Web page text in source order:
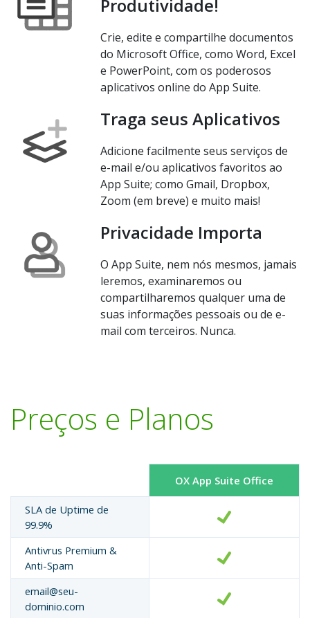
Produtividade!
Crie, edite e compartilhe documentos
do Microsoft Office, como Word, Excel
e PowerPoint, com os poderosos
aplicativos online do App Suite.
Traga seus Aplicativos
Adicione facilmente seus serviços de
e-mail e/ou aplicativos favoritos ao
App Suite; como Gmail, Dropbox,
Zoom (em breve) e muito mais!
Privacidade Importa
O App Suite, nem nós mesmos, jamais
leremos, examinaremos ou
compartilharemos qualquer uma de
suas informações pessoais ou de e-
mail com terceiros. Nunca.
Preços e Planos
OX App Suite Office
SLA de Uptime de
99.9%
Antivrus Premium &
Anti-Spam
email@seu-
dominio.com